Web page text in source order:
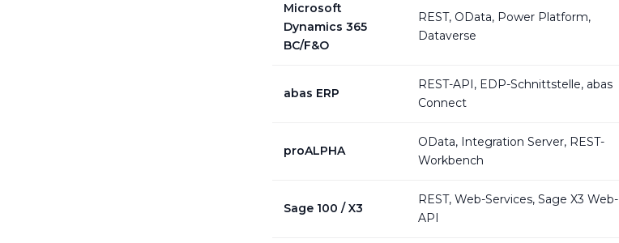
Microsoft
Dynamics 365
BC/F&O
REST, OData, Power Platform,
Dataverse
abas ERP
REST-API, EDP-Schnittstelle, abas
Connect
proALPHA
OData, Integration Server, REST-
Workbench
Sage 100 / X3
REST, Web-Services, Sage X3 Web-
API